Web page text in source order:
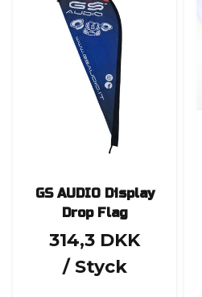
GS AUDIO Display
Drop Flag
314,3 DKK
/ Styck